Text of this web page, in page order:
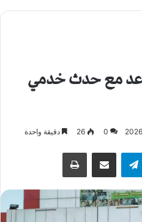
مع حدث خدمي
0
26 دقيقة واحدة